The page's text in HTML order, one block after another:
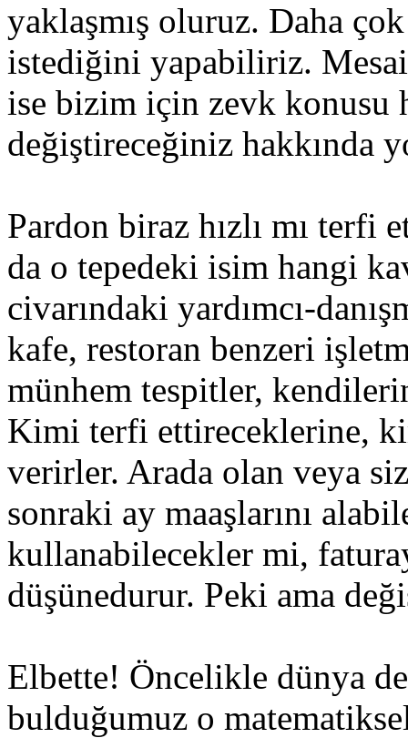
yaklaşmış oluruz. Daha
istediğini yapabiliriz.
ise bizim için zevk konusu
değiştireceğiniz hakkında
Pardon biraz hızlı mı terfi
da o tepedeki isim hangi
civarındaki yardımcı-
kafe, restoran benzeri
münhem tespitler,
Kimi terfi ettireceklerine,
verirler. Arada olan veya
sonraki ay maaşlarını
kullanabilecekler mi,
düşünedurur. Peki ama
Elbette! Öncelikle dünya
bulduğumuz o